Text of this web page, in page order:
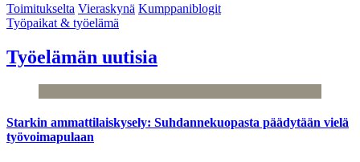
Toimitukselta Vieraskynä Kumppaniblogit
Työpaikat & työelämä
Työelämän uutisia
Starkin ammattilaiskysely: Suhdannekuopasta päädytään vielä
työvoimapulaan